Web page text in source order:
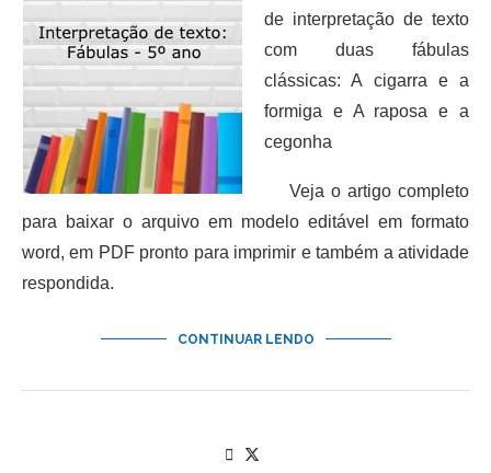
de interpretação de texto
com duas fábulas
clássicas: A cigarra e a
formiga e A raposa e a
cegonha
Veja o artigo completo
para baixar o arquivo em modelo editável em formato
word, em PDF pronto para imprimir e também a atividade
respondida.
CONTINUAR LENDO